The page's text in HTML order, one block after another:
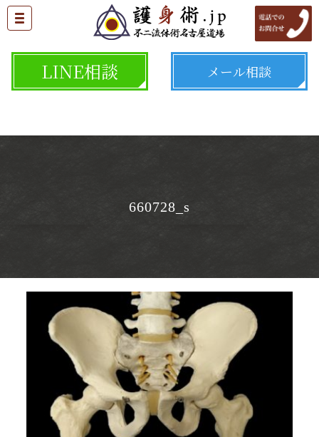
LINE相談 メール相談
660728_s